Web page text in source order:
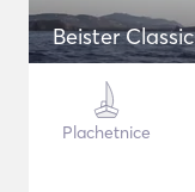
Beister Classic
Plachetnice